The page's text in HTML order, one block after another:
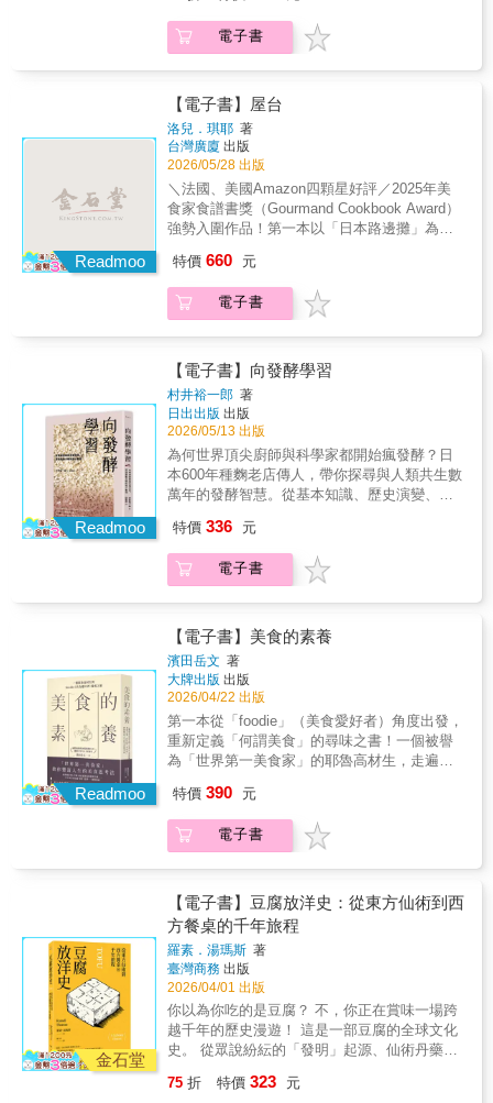
開家鄉、跨越國界，但他們也持續透過日常飲
食，堅守自己的家人、朋友和回憶。然而，面
臨大型衝突的國家鮮少被媒體全面地描繪。失
序和衰微的影像滲透這些敘事，卻沒看見熬過
衝突的韌性和巧思。《戰地的餐桌》嘗試將一
部分的主導權歸還給這些民族和社群，每一章
介紹一個國家，演示了食譜，點出當地食材和
烹飪過程，並描繪致力保存飲食文化的人物。
【專文推薦】郭忠豪｜國立高雄餐旅大學飲食
文化暨餐飲創新研究所助理教授陳映妤│跨國獨
立記者與紀錄片工作者【同桌推薦】古碧玲
│《建蓁文薈》總編輯李牧宜│《報導者》
Podcast製作人許菁芳｜作家「以深刻的生命經
驗串起飲食實作和田野訪談，讓每一道菜餚不
只美味，更成為跨國社群保存記憶、重建文化
連結的重要媒介。」──郭忠豪（國立高雄餐旅
「這是一部用溫柔筆觸縫補戰火裂痕的誠摯之
作。哈瓦・哈桑將讀者團聚於八個國家的餐桌
旁，一起見證人與人的連結如何在佳餚中得以
保存。這份味蕾記憶在混亂世界寬慰人心，提
醒著我們即使遠離家園，只要心中的餐桌仍
在，希望就得以延續。」──李牧宜（《轉角國
際》編輯、podcast主持人）「清新而堅定的文
本食譜，但也真的是一場文化與歷史的饗宴。
對台灣人而言，香料與食材或許是新奇而充滿
異國風味的，但其所代表的人情味與返家的心
情，卻是熟悉而撫慰人心的。」──許菁芳（作
聚餐的溫度◆【阿富汗】水果堅果沙拉、燉茄
子佐蒜香優格、羊肉餃子【剛果民主共和國】
木薯糕、花生燉雞、辣椒醬【埃及】鷹嘴豆熱
湯、蠶豆餅、牛肝三明治【薩爾瓦多】冰米漿
飲、牛腱湯、櫻桃蘿蔔莎莎醬【伊拉克】扁豆
湯、羅望子醃烤魚、燉羊肉秋葵【黎巴嫩】炸
白花椰佐芝麻醬、茄子鷹嘴豆燉菜、芝麻麵包
圈【賴比瑞亞】鳳梨薑汁、米麵包、炸甜球
【葉門】千層煎麵餅、辣香菜醬、香蕉麵包布
民肖像◆ 黎巴嫩貝魯特的社運人士兼社區籌劃
者麥奇；剛果民主共和國金夏沙的愛蜜莉，大
家都跟她買貝涅餅；住在薩爾瓦多巴爾薩摩山
咖啡的種植、烘焙、品飲和分享是一種生活態
度。 ◆特別收錄◆透過QR碼聆聽所有食譜的發
音，在學習料理的同時，也學會說出每一道食
譜的正確名稱。在地的口音，把看似遙遠的國
度，拉近我們身邊。 無論外在的局勢如何，我
們為了還能聚在一起吃飯而感到溫暖。【更多
好評】「哈瓦很擅長透過故事將食物和情感交
織在一起，從這本書就能看得出來。這絕對不
與混亂中獲得療癒的旅程。在每一章，我都有
恰是對這種簡化敘事一道溫柔的反抗。食物，
成為重新命名世界的方式。」──陳映妤（跨國
獨立記者與紀錄片工作者）儘管經歷暴力和衝
食譜之所以珍貴，是因為它們保存了文化、飽
含著人性。作者哈瓦‧哈桑四歲的時候，家鄉索
馬利亞陷入內戰，政府垮台，母親帶著一家人
跨越肯亞邊境，住進難民營，並開了一家雜貨
店，售賣米、麵粉、豆子、食用油、罐頭和其
他包裝食品。長大後，和家人團聚的作者，回
顧流離失所的童年，想到認識其他走過相似路
說其中的龐大故事，認識其中的文化。這本
書，是花了十年來實現的願景。這十年間，世
界上發生了更多暴力與衝突。人們仍不得不離
開家鄉、跨越國界，但他們也持續透過日常飲
臨大型衝突的國家鮮少被媒體全面地描繪。失
序和衰微的影像滲透這些敘事，卻沒看見熬過
衝突的韌性和巧思。《戰地的餐桌》嘗試將一
部分的主導權歸還給這些民族和社群，每一章
介紹一個國家，演示了食譜，點出當地食材和
烹飪過程，並描繪致力保存飲食文化的人物。
【專文推薦】郭忠豪｜國立高雄餐旅大學飲食
文化暨餐飲創新研究所助理教授陳映妤│跨國獨
立記者與紀錄片工作者【同桌推薦】古碧玲
Podcast製作人許菁芳｜作家「以深刻的生命經
驗串起飲食實作和田野訪談，讓每一道菜餚不
只美味，更成為跨國社群保存記憶、重建文化
大學飲食文化暨餐飲創新研究所助理教授）
「這是一部用溫柔筆觸縫補戰火裂痕的誠摯之
作。哈瓦・哈桑將讀者團聚於八個國家的餐桌
旁，一起見證人與人的連結如何在佳餚中得以
保存。這份味蕾記憶在混亂世界寬慰人心，提
醒著我們即使遠離家園，只要心中的餐桌仍
在，希望就得以延續。」──李牧宜（《轉角國
字，色彩豐富而令人食指大動的照片。這是一
本食譜，但也真的是一場文化與歷史的饗宴。
對台灣人而言，香料與食材或許是新奇而充滿
家） ◆八個國家、76份在地食譜，重現動盪中
聚餐的溫度◆【阿富汗】水果堅果沙拉、燉茄
子佐蒜香優格、羊肉餃子【剛果民主共和國】
木薯糕、花生燉雞、辣椒醬【埃及】鷹嘴豆熱
湯、蠶豆餅、牛肝三明治【薩爾瓦多】冰米漿
飲、牛腱湯、櫻桃蘿蔔莎莎醬【伊拉克】扁豆
湯、羅望子醃烤魚、燉羊肉秋葵【黎巴嫩】炸
白花椰佐芝麻醬、茄子鷹嘴豆燉菜、芝麻麵包
圈【賴比瑞亞】鳳梨薑汁、米麵包、炸甜球
【葉門】千層煎麵餅、辣香菜醬、香蕉麵包布
彩的繪圖、實景照片以及獨到觀點，傳達出日
本特有街食風景的發展脈絡，記載可傳承應用
暢銷書作者 酒雄、料理作家 曹天晴
（Tenco）、日劇聖地巡禮作家 熱血Ｐｘ威
爾、美食旅遊作家 Chez Kuo，誠摯推薦！
電子書
Readmoo
【電子書】屋台
洛兒．琪耶 著
台灣廣廈 出版
2026/05/28 出版
＼法國、美國Amazon四顆星好評／2025年美
食家食譜書獎（Gourmand Cookbook Award）
強勢入圍作品！第一本以「日本路邊攤」為主
兒．琪耶，攜手日本插畫家高橋藤井，透過精
彩的繪圖、實景照片以及獨到觀點，傳達出日
本特有街食風景的發展脈絡，記載可傳承應用
暢銷書作者 酒雄、料理作家 曹天晴
（Tenco）、日劇聖地巡禮作家 熱血Ｐｘ威
爾、美食旅遊作家 Chez Kuo，誠摯推薦！
特價 660 元
電子書
Readmoo
【電子書】向發酵學習
村井裕一郎 著
日出出版 出版
2026/05/13 出版
為何世界頂尖廚師與科學家都開始瘋發酵？日
本600年種麴老店傳人，帶你探尋與人類共生數
萬年的發酵智慧。從基本知識、歷史演變、生
看見的微生物們，竟然影響我們這麼多！【精
彩附錄】★日本&世界發酵地圖：一圖看盡全球
經典發酵食物文明足跡 ★在家製作米麴教
間比發現用火的時間還要早。發酵是最先進的
食品科技，同時也是最古老的食品加工技術。
★到底什麼是發酵？是餐桌上熟悉的醬油、味
噌、麵包、熟成起司與紅酒，也是現代人熱衷
的腸道保健與減重飲食；它既是人類最古老的
食品加工智慧，也是解決未來糧食危機的最先
進科技。這門跨越生物學、史學、健康與經營
管理學的深奧學問，其實是與我們生活息息相
關的必備素養。★最適合的發酵領路人：村井
門」的第29代傳人，日本高達九成以上的釀造
業──包含味噌、醬油、清酒、燒酌、味醂、
醋，其源頭「種麴」皆由其家族在內的極少數
專業名門供應。憑藉著深厚的職人傳承與跨領
域的學術背景，他將化身為最可靠的嚮導，帶
領讀者深入這個愈了解愈深奧的發酵世界。★
關於發酵，本書為你解答所有疑惑！．「發
酵」與「釀造」到底有何不同？．日本發酵食
品的源頭──「麴」的神祕歷史。 ．為何「發
酵」是當今最先進的食品科技？ ．從發酵學習
「組織論」：管理不是命令，而是環境整
備。．益生菌VS.益生質，怎麼吃才真的有益健
早已跟我們共同生活了數萬年，現在開始認識
特價 336 元
電子書
Readmoo
【電子書】美食的素養
濱田岳文 著
大牌出版 出版
2026/04/22 出版
第一本從「foodie」（美食愛好者）角度出發，
重新定義「何謂美食」的尋味之書！一個被譽
為「世界第一美食家」的耶魯高材生，走遍全
尖知識・思考・哲學──完整凝縮！ 未上市先
轟動！空降日本Amazon圖書總榜第一名 《餐
桌上的臺灣史》作者──鞭神老師，專文推薦
「Mume」、「logy」、「盈科EIKA」……驚
喜入列！美食，不等於「高級」，美味，是知
識、經驗與感官的總和；當你開始懂得怎麼
吃，人生，也會因此變得更豐盛！ 本書作
者濱田岳文，被譽為「世界第一美食家」，在
國際餐飲評鑑組織OAD評論者排名中，他連續
六年名列世界第一。 在三十多年的外食生
涯裡，他走遍全球127個國家，以壓倒性的實地
經驗與觀察，建立出一套獨特的「美食思考
法」。 他在書中指出，多數人以為「美
特價 390 元
電子書
金石堂
【電子書】豆腐放洋史：從東方仙術到西
方餐桌的千年旅程
羅素．湯瑪斯 著
臺灣商務 出版
2026/04/01 出版
你以為你吃的是豆腐？ 不，你正在賞味一場跨
越千年的歷史漫遊！ 這是一部豆腐的全球文化
史。 從眾說紛紜的「發明」起源、仙術丹藥、
中國社會主義革命的重要資金來源。 咀嚼環遊
75 折 特價 323 元